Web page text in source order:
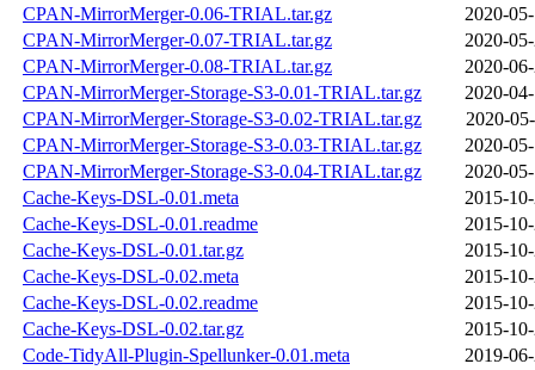
CPAN-MirrorMerger-0.06-TRIAL.tar.gz
2020-
CPAN-MirrorMerger-0.07-TRIAL.tar.gz
2020-
CPAN-MirrorMerger-0.08-TRIAL.tar.gz
2020-
CPAN-MirrorMerger-Storage-S3-0.01-TRIAL.tar.gz
2020-
CPAN-MirrorMerger-Storage-S3-0.02-TRIAL.tar.gz
2020-
CPAN-MirrorMerger-Storage-S3-0.03-TRIAL.tar.gz
2020-
CPAN-MirrorMerger-Storage-S3-0.04-TRIAL.tar.gz
2020-
Cache-Keys-DSL-0.01.meta
2015-
Cache-Keys-DSL-0.01.readme
2015-
Cache-Keys-DSL-0.01.tar.gz
2015-
Cache-Keys-DSL-0.02.meta
2015-
Cache-Keys-DSL-0.02.readme
2015-
Cache-Keys-DSL-0.02.tar.gz
2015-
Code-TidyAll-Plugin-Spellunker-0.01.meta
2019-